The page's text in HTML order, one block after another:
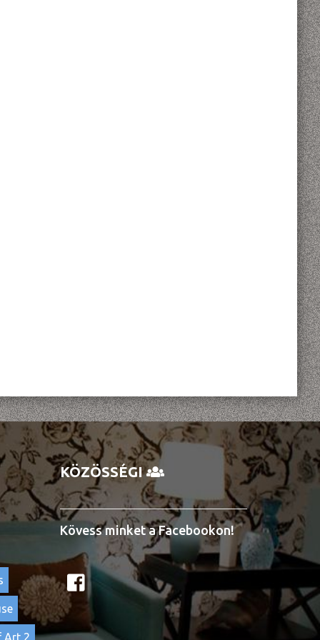
Art 2
KÖZÖSSÉGI
Kövess minket a Facebookon!